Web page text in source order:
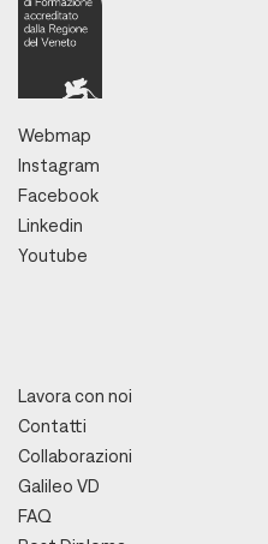
Webmap
Instagram
Facebook
Linkedin
Youtube
Lavora con noi
Contatti
Collaborazioni
Galileo VD
FAQ